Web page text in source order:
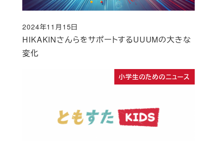
HIKAKINさんらをサポートするUUUMの大きな
変化
投稿日
2024年11月15日
小学生のためのニュース